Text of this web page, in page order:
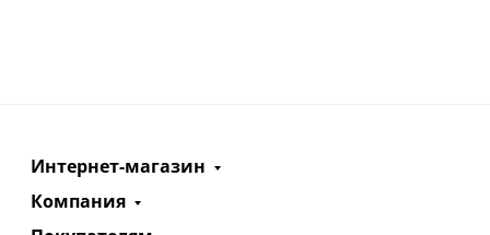
Интернет-магазин
Компания